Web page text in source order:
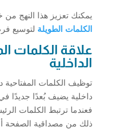
يمكنك تعزيز هذا النهج من
الكلمات الطويلة لتوسيع
علاقة الكلمات
الداخلية
توظيف الكلمات
داخلية يضيف بُعدًا جديدًا
فعندما ترتبط الكلمات
ذلك من مصداقية الصفحة